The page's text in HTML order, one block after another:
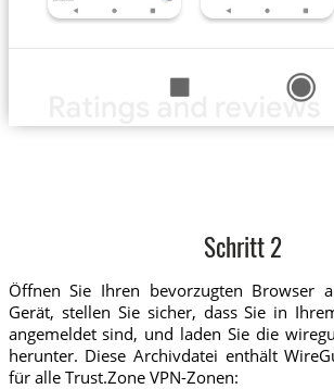
Schritt 2
Öffnen Sie Ihren bevorzugten Browser
Gerät, stellen Sie sicher, dass Sie in
angemeldet sind, und laden Sie die
herunter. Diese Archivdatei enthält
für alle Trust.Zone VPN-Zonen: